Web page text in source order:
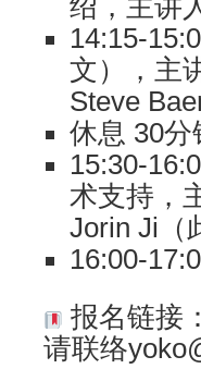
绍，主讲
14:15-
文），主
Steve
休息 30分
15:30-
术支持，
Jorin Ji（
16:00-
报名链接
请联络